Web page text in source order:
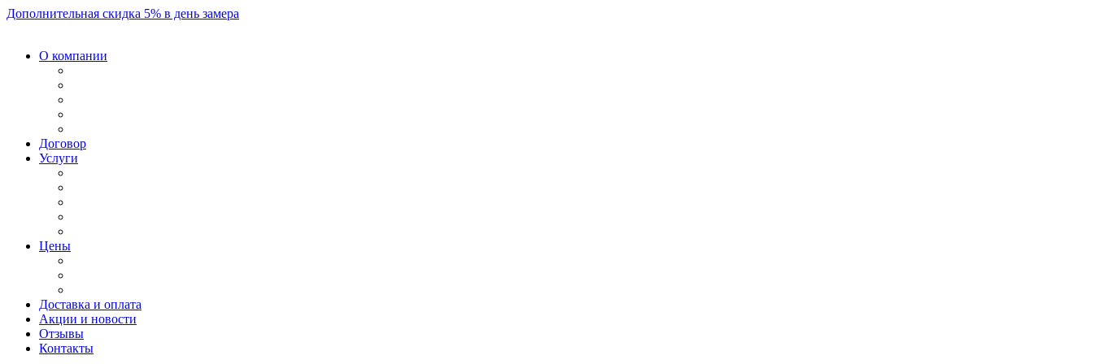
Дополнительная скидка 5% в день замера
О компании
Договор
Услуги
Цены
Доставка и оплата
Акции и новости
Отзывы
Контакты